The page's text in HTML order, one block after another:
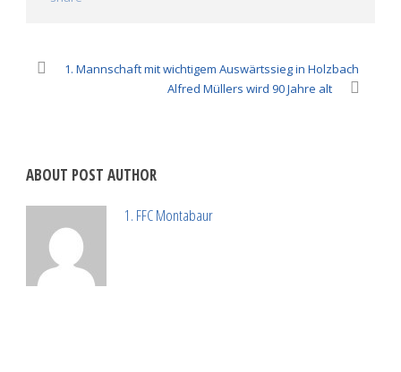
1. Mannschaft mit wichtigem Auswärtssieg in Holzbach
Alfred Müllers wird 90 Jahre alt
ABOUT POST AUTHOR
1. FFC Montabaur